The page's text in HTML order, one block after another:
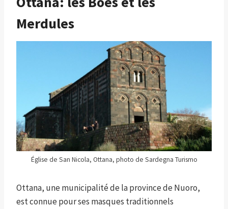
Merdules
Église de San Nicola, Ottana, photo de Sardegna Turismo
Ottana, une municipalité de la province de Nuoro,
est connue pour ses masques traditionnels